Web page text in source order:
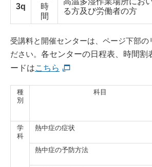
3q
時
間
る方及び労働者の方
受講料と開催センターは、ページ下部の
ださい。 各センターの日程表、時間割
ードはこちら
種
別
科目
学
科
熱中症の症状
熱中症の予防方法